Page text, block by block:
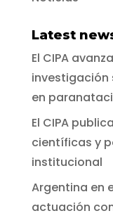
Latest
El CIPA
investigación
en
El CIPA
científicas y
institucional
Argentina en
actuación